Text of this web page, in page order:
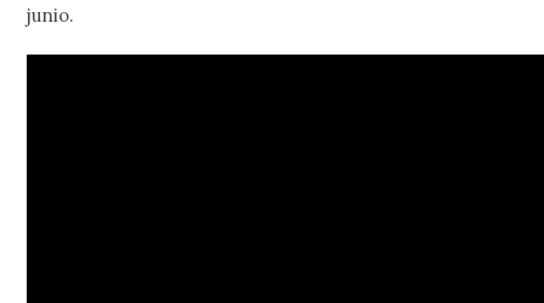
junio.